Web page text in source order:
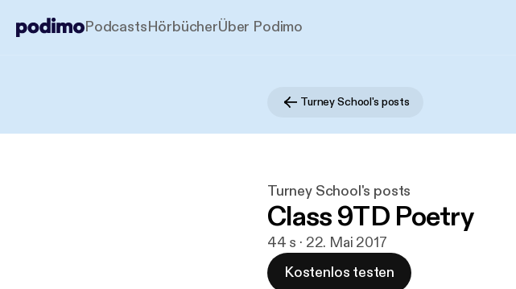
PodcastsHörbücherÜber Podimo
Turney School's posts
Turney School's posts
Class 9TD Poetry
44 s · 22. Mai 2017
Kostenlos testen